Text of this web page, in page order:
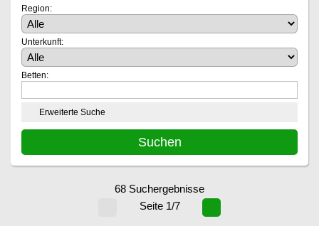
Region:
Unterkunft:
Betten:
Erweiterte Suche
68 Suchergebnisse
Seite 1/7